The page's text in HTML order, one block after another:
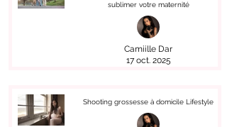
sublimer votre maternité
Camiille Dar
17 oct. 2025
Shooting grossesse à domicile Lifestyle